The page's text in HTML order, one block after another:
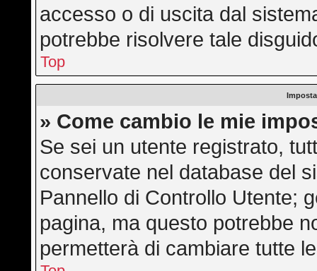
accesso o di uscita dal
potrebbe risolvere tale
Top
» Come cambio le mie
Se sei un utente registrato,
conservate nel database del
Pannello di Controllo Utente;
pagina, ma questo potrebbe
permetterà di cambiare tutte